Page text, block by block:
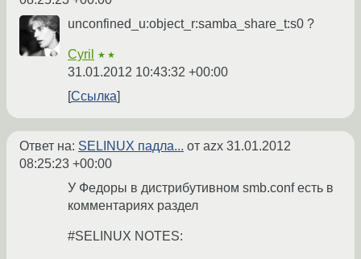
unconfined_u:object_r:samba_share_t:s0 ?
Cyril ★★
31.01.2012 10:43:32 +00:00
Ссылка
Ответ на: SELINUX падла... от azx 31.01.2012
08:25:23 +00:00
У Федоры в дистрибутивном smb.conf есть в
комментариях раздел
#SELINUX NOTES: